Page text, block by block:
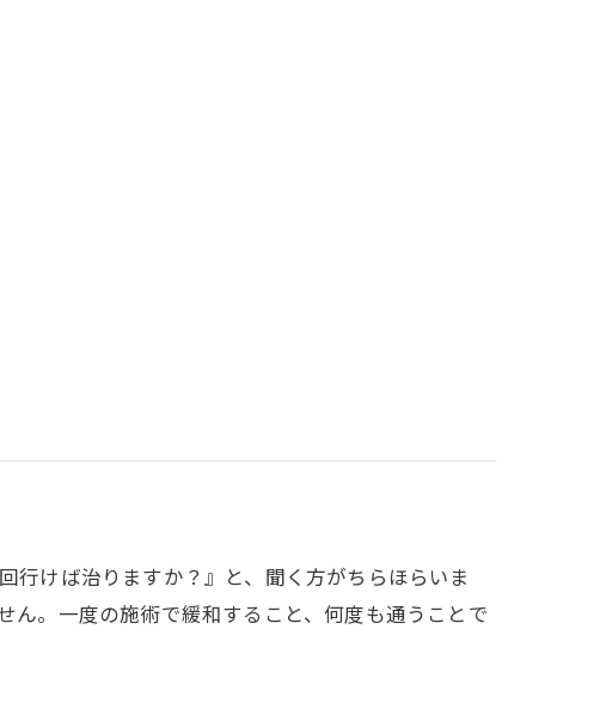
行けば治りますか？』と、聞く方がちらほらいま
ん。一度の施術で緩和すること、何度も通うことで